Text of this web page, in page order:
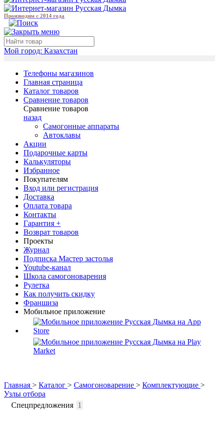
Производим с 2014 года
Мой город: Казахстан
Телефоны магазинов
Главная страница
Каталог товаров
Сравнение товаров
Сравнение товаров
назад
Самогонные аппараты
Автоклавы
Акции
Подарочные карты
Калькуляторы
Избранное
Покупателям
Вход или регистрация
Доставка
Оплата товара
Контакты
Гарантия +
Возврат товаров
Проекты
Журнал
Подписка Мастер застолья
Youtube-канал
Школа самогоноварения
Рулетка
Как получить скидку
Франшиза
Мобильное приложение
Главная > Каталог > Самогоноварение > Комплектующие >
Узлы отбора
Спецпредложения 1